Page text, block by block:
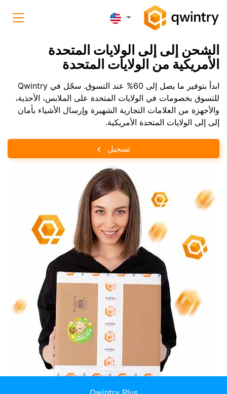
الشحن إلى إلى الولايات المتحدة
الأمريكية من الولايات المتحدة
ابدأ بتوفير ما يصل إلى 60% عند التسوق. سجّل في Qwintry
للتسوق بخصومات في الولايات المتحدة على الملابس، الأحذية،
والأجهزة من العلامات التجارية الشهيرة وإرسال الأشياء بأمان
إلى إلى الولايات المتحدة الأمريكية.
تسجيل